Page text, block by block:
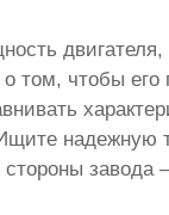
двигателя,
том, чтобы его
надежную
стороны